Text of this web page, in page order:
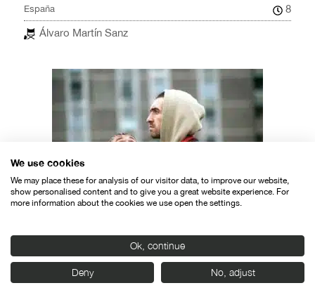
España
8
Álvaro Martín Sanz
Irlanda
83
Lenny Abrahamson
We use cookies
We may place these for analysis of our visitor data, to improve our website,
show personalised content and to give you a great website experience. For
more information about the cookies we use open the settings.
Ok, continue
Deny No, adjust